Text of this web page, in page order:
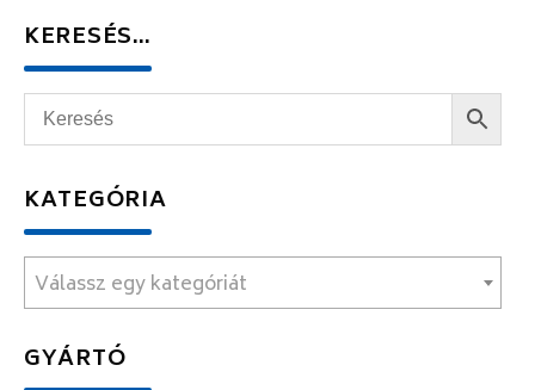
KERESÉS…
KATEGÓRIA
Válassz egy kategóriát
GYÁRTÓ